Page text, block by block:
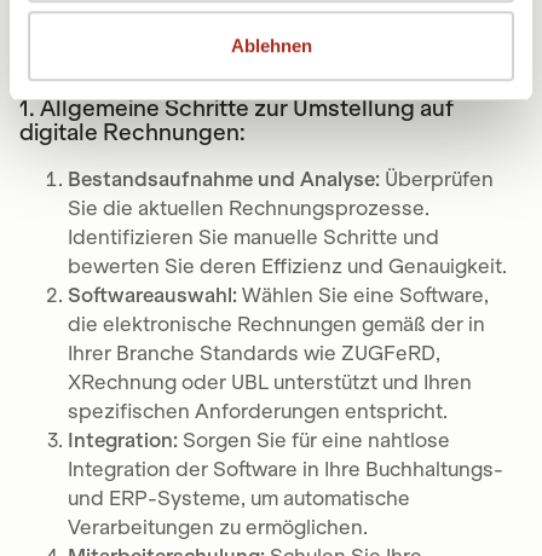
Ablehnen
Schritte, die Ihnen helfen, diesen Prozess erfolgreich
1. Allgemeine Schritte zur Umstellung auf
digitale Rechnungen:
Bestandsaufnahme und Analyse: Überprüfen
Sie die aktuellen Rechnungsprozesse.
Identifizieren Sie manuelle Schritte und
bewerten Sie deren Effizienz und Genauigkeit.
Softwareauswahl: Wählen Sie eine Software,
die elektronische Rechnungen gemäß der in
Ihrer Branche Standards wie ZUGFeRD,
XRechnung oder UBL unterstützt und Ihren
spezifischen Anforderungen entspricht.
Integration: Sorgen Sie für eine nahtlose
Integration der Software in Ihre Buchhaltungs-
und ERP-Systeme, um automatische
Verarbeitungen zu ermöglichen.